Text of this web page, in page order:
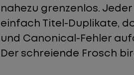
nahezu grenzenlos.
einfach Titel-Duplikate,
und Canonical-Fehler
Der schreiende Frosch